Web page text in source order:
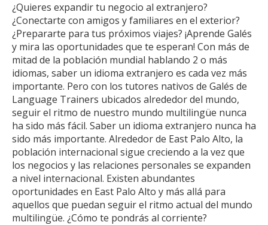
¿Quieres expandir tu negocio al extranjero?
¿Conectarte con amigos y familiares en el exterior?
¿Prepararte para tus próximos viajes? ¡Aprende Galés
y mira las oportunidades que te esperan! Con más de
mitad de la población mundial hablando 2 o más
idiomas, saber un idioma extranjero es cada vez más
importante. Pero con los tutores nativos de Galés de
Language Trainers ubicados alrededor del mundo,
seguir el ritmo de nuestro mundo multilingüe nunca
ha sido más fácil. Saber un idioma extranjero nunca ha
sido más importante. Alrededor de East Palo Alto, la
población internacional sigue creciendo a la vez que
los negocios y las relaciones personales se expanden
a nivel internacional. Existen abundantes
oportunidades en East Palo Alto y más allá para
aquellos que puedan seguir el ritmo actual del mundo
multilingüe. ¿Cómo te pondrás al corriente?